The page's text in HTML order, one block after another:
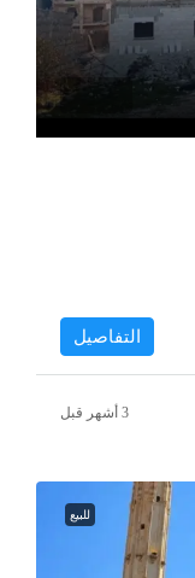
التفاصيل
للبيع